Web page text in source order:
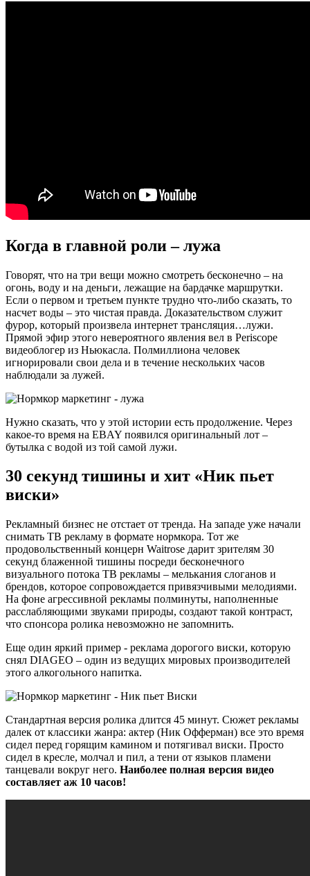
Когда в главной роли – лужа
Говорят, что на три вещи можно смотреть бесконечно – на
огонь, воду и на деньги, лежащие на бардачке маршрутки.
Если о первом и третьем пункте трудно что-либо сказать, то
насчет воды – это чистая правда. Доказательством служит
фурор, который произвела интернет трансляция…лужи.
Прямой эфир этого невероятного явления вел в Periscope
видеоблогер из Ньюкасла. Полмиллиона человек
игнорировали свои дела и в течение нескольких часов
наблюдали за лужей.
Нужно сказать, что у этой истории есть продолжение. Через
какое-то время на EBAY появился оригинальный лот –
бутылка с водой из той самой лужи.
30 секунд тишины и хит «Ник пьет
виски»
Рекламный бизнес не отстает от тренда. На западе уже начали
снимать ТВ рекламу в формате нормкора. Тот же
продовольственный концерн Waitrose дарит зрителям 30
секунд блаженной тишины посреди бесконечного
визуального потока ТВ рекламы – мелькания слоганов и
брендов, которое сопровождается привязчивыми мелодиями.
На фоне агрессивной рекламы полминуты, наполненные
расслабляющими звуками природы, создают такой контраст,
что спонсора ролика невозможно не запомнить.
Еще один яркий пример - реклама дорогого виски, которую
снял DIAGEO – один из ведущих мировых производителей
этого алкогольного напитка.
Стандартная версия ролика длится 45 минут. Сюжет рекламы
далек от классики жанра: актер (Ник Офферман) все это время
сидел перед горящим камином и потягивал виски. Просто
сидел в кресле, молчал и пил, а тени от языков пламени
танцевали вокруг него. Наиболее полная версия видео
составляет аж 10 часов!